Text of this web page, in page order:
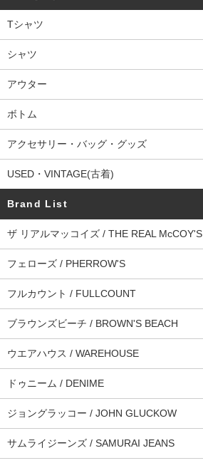
Tシャツ
シャツ
アウター
ボトム
アクセサリー・バッグ・グッズ
USED・VINTAGE(古着)
Brand List
ザ リアルマッコイズ / THE REAL McCOY'S
フェローズ / PHERROW'S
フルカウント / FULLCOUNT
ブラウンズビーチ / BROWN'S BEACH
ウエアハウス / WAREHOUSE
ドゥニーム / DENIME
ジョングラッコー / JOHN GLUCKOW
サムライジーンズ / SAMURAI JEANS